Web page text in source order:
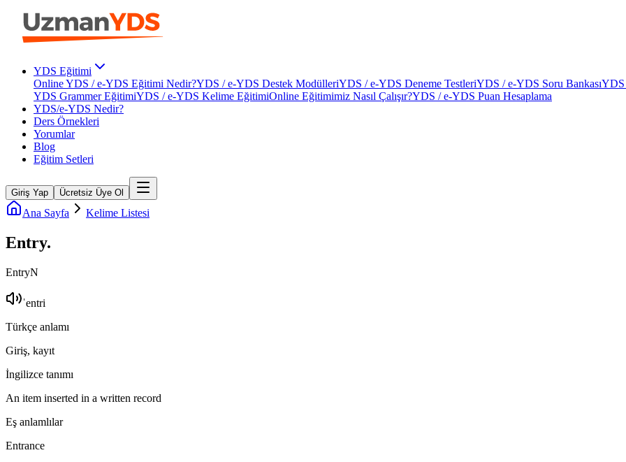
YDS Eğitimi
Online YDS / e-YDS Eğitimi Nedir?YDS / e-YDS Destek ModülleriYDS / e-YDS Deneme TestleriYDS / e-YDS Soru BankasıYDS
YDS Grammer EğitimiYDS / e-YDS Kelime EğitimiOnline Eğitimimiz Nasıl Çalışır?YDS / e-YDS Puan Hesaplama
YDS/e-YDS Nedir?
Ders Örnekleri
Yorumlar
Blog
Eğitim Setleri
Giriş Yap Ücretsiz Üye Ol
Ana Sayfa Kelime Listesi
Entry.
EntryN
ˈentri
Türkçe anlamı
Giriş, kayıt
İngilizce tanımı
An item inserted in a written record
Eş anlamlılar
Entrance